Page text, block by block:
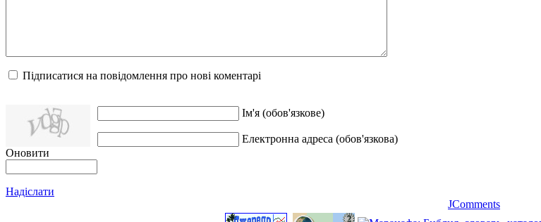
Підписатися на повідомлення про нові коментарі
Оновити
Ім'я (обов'язкове)
Електронна адреса (обов'язкова)
Надіслати
JComments